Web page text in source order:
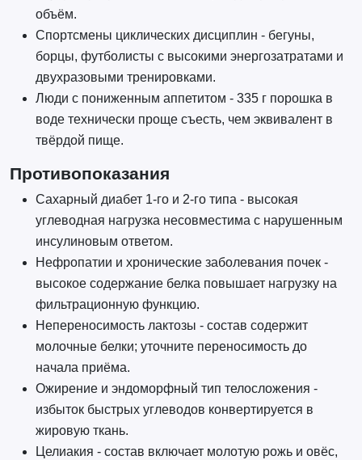
объём.
Спортсмены циклических дисциплин - бегуны,
борцы, футболисты с высокими энергозатратами и
двухразовыми тренировками.
Люди с пониженным аппетитом - 335 г порошка в
воде технически проще съесть, чем эквивалент в
твёрдой пище.
Противопоказания
Сахарный диабет 1-го и 2-го типа - высокая
углеводная нагрузка несовместима с нарушенным
инсулиновым ответом.
Нефропатии и хронические заболевания почек -
высокое содержание белка повышает нагрузку на
фильтрационную функцию.
Непереносимость лактозы - состав содержит
молочные белки; уточните переносимость до
начала приёма.
Ожирение и эндоморфный тип телосложения -
избыток быстрых углеводов конвертируется в
жировую ткань.
Целиакия - состав включает молотую рожь и овёс,